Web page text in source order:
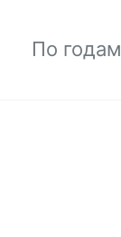
По годам